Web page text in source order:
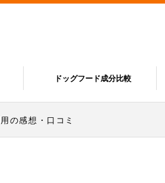
ドッグフード成分比較
の感想・口コミ